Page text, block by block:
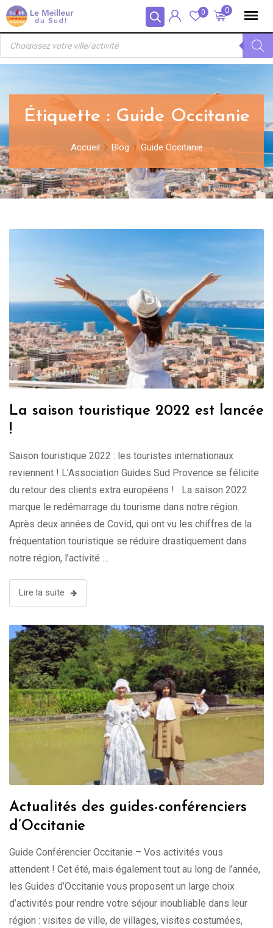
Panneau de gestion des cookies
Skip
to
content
0
0
Recherche
produits
Étiquette : Guide Occitanie
Accueil Blog Guide Occitanie
La saison touristique 2022 est lancée
!
Saison touristique 2022 : les touristes internationaux
reviennent ! L’Association Guides Sud Provence se félicite
du retour des clients extra européens ! La saison 2022
marque le redémarrage du tourisme dans notre région.
Après deux années de Covid, qui ont vu les chiffres de la
fréquentation touristique se réduire drastiquement dans
notre région, l’activité …
Lire la suite
Actualités des guides-conférenciers
d’Occitanie
Guide Conférencier Occitanie – Vos activités vous
attendent ! Cet été, mais également tout au long de l’année,
les Guides d’Occitanie vous proposent un large choix
d’activités pour rendre votre séjour inoubliable dans leur
région : visites de ville, de villages, visites costumées,